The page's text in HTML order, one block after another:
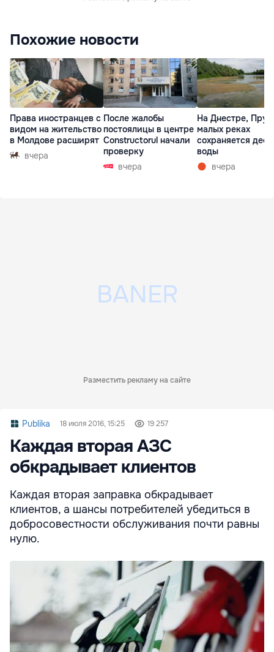
Похожие новости
Права иностранцев с
видом на жительство
в Молдове расширят
вчера
После жалобы
постоялицы в центре
Constructorul начали
проверку
вчера
На Днестре,
малых реках
сохраняется
воды
вчера
Разместить рекламу на сайте
Publika 18 июля 2016, 15:25 19 257
Каждая вторая АЗС
обкрадывает клиентов
Каждая вторая заправка обкрадывает
клиентов, а шансы потребителей убедиться в
добросовестности обслуживания почти равны
нулю.